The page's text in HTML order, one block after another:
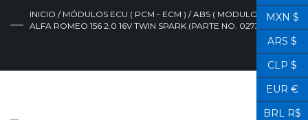
INICIO / MÓDULOS ECU ( PCM - ECM ) / ABS ( MODULO ) PARA
ALFA ROMEO 156 2.0 16V TWIN SPARK (PARTE NO. 0273004383 )
MXN $
ARS $
CLP $
EUR €
BRL R$